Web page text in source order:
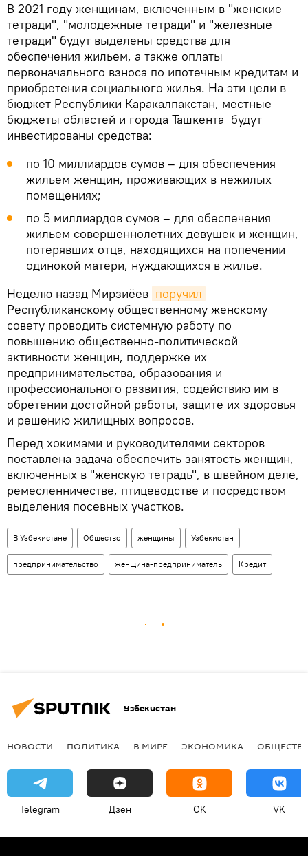
В 2021 году женщинам, включенным в "женские
тетради", "молодежные тетради" и "железные
тетради" будут выделены средства для
обеспечения жильем, а также оплаты
первоначального взноса по ипотечным кредитам и
приобретения социального жилья. На эти цели в
бюджет Республики Каракалпакстан, местные
бюджеты областей и города Ташкента будут
инвестированы средства:
по 10 миллиардов сумов – для обеспечения
жильем женщин, проживающих в нежилых
помещениях;
по 5 миллиардов сумов – для обеспечения
жильем совершеннолетних девушек и женщин,
потерявших отца, находящихся на попечении
одинокой матери, нуждающихся в жилье.
Неделю назад Мирзиёев поручил
Республиканскому общественному женскому
совету проводить системную работу по
повышению общественно-политической
активности женщин, поддержке их
предпринимательства, образования и
профессионального развития, содействию им в
обретении достойной работы, защите их здоровья
и решению жилищных вопросов.
Перед хокимами и руководителями секторов
поставлена задача обеспечить занятость женщин,
включенных в "женскую тетрадь", в швейном деле,
ремесленничестве, птицеводстве и посредством
выделения посевных участков.
В Узбекистане Общество женщины Узбекистан
предпринимательство женщина-предприниматель Кредит
Узбекистан
НОВОСТИ ПОЛИТИКА В МИРЕ ЭКОНОМИКА
Telegram Дзен OK VK